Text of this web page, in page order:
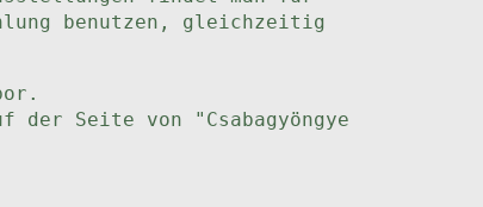
benutzen, gleichzeitig
der Seite von "Csabagyöngye